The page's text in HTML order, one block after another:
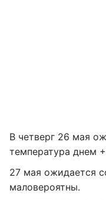
В четверг 26 мая
температура днем
27 мая ожидается
маловероятны.